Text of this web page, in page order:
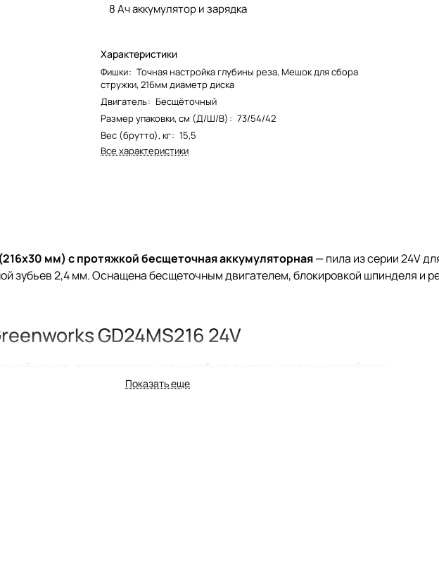
8 Ач аккумулятор и зарядка
Характеристики
Фишки: Точная настройка глубины реза, Мешок для сбора
стружки, 216мм диаметр диска
Двигатель: Бесщёточный
Размер упаковки, см (Д/Ш/В) : 73/54/42
Вес (брутто), кг: 15,5
Все характеристики
мм) с протяжкой бесщеточная аккумуляторная— пила из серии 24V
зубьев 2,4 мм. Оснащена бесщеточным двигателем, блокировкой шпинделя и
GD24MS216 24V
производительное и удобное в использовании устройство.
и станины из алюминиевого литья под давлением.
Показать еще